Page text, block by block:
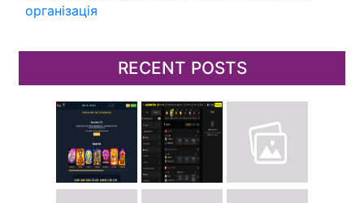
організація
RECENT POSTS